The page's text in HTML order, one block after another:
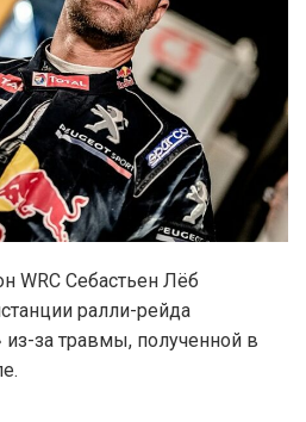
WRC Себастьен Лёб
ралли-рейда
за травмы, полученной в